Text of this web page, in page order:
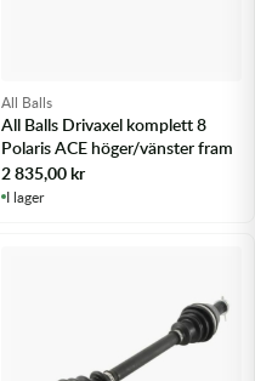
All Balls
All Balls Drivaxel komplett 8
Polaris ACE höger/vänster fram
2 835,00kr
I lager